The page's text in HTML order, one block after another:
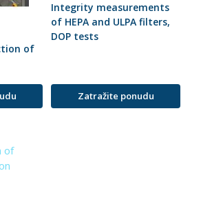
of
Integrity measurements
of HEPA and ULPA filters,
DOP tests
Zatražite ponudu